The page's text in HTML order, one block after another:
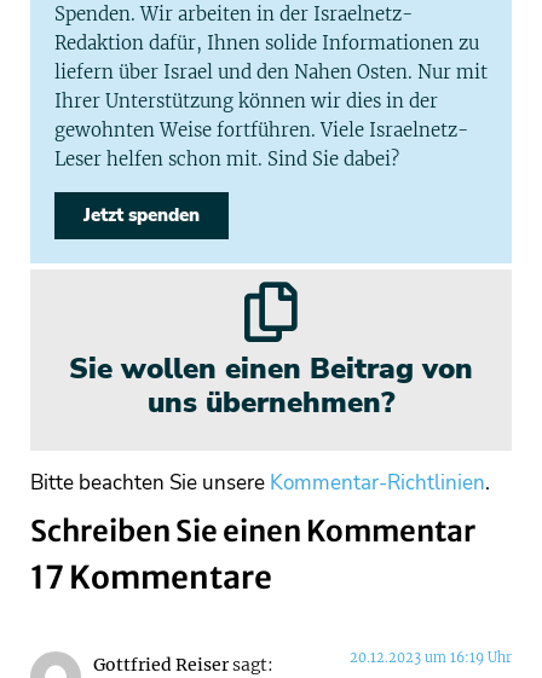
Spenden. Wir arbeiten in der Israelnetz-
Redaktion dafür, Ihnen solide Informationen zu
liefern über Israel und den Nahen Osten. Nur mit
Ihrer Unterstützung können wir dies in der
gewohnten Weise fortführen. Viele Israelnetz-
Leser helfen schon mit. Sind Sie dabei?
Jetzt spenden
Sie wollen einen Beitrag von
uns übernehmen?
Bitte beachten Sie unsere Kommentar-Richtlinien.
Schreiben Sie einen Kommentar
17 Kommentare
Gottfried Reisersagt: 20.12.2023 um 16:19 Uhr